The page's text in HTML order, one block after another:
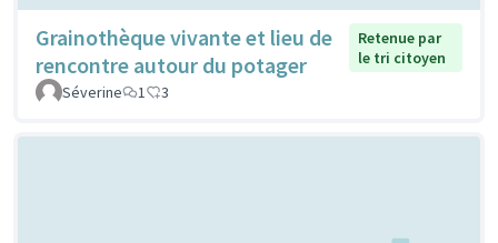
Grainothèque vivante et lieu de
rencontre autour du potager
Retenue par
le tri citoyen
Séverine
1 3